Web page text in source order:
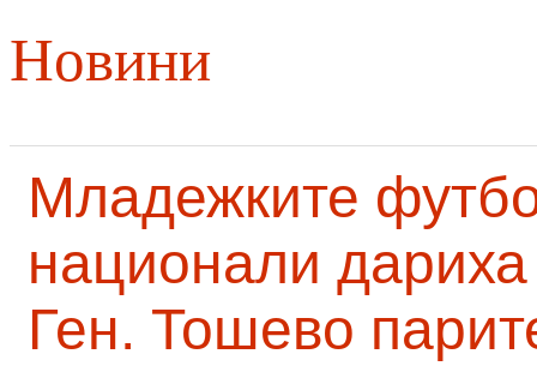
Новини
Младежките
национали
Ген. Тошево